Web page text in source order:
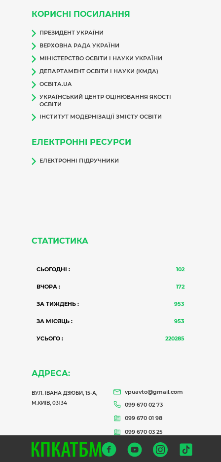
КОРИСНІ ПОСИЛАННЯ
ПРЕЗИДЕНТ УКРАЇНИ
ВЕРХОВНА РАДА УКРАЇНИ
МІНІСТЕРСТВО ОСВІТИ І НАУКИ УКРАЇНИ
ДЕПАРТАМЕНТ ОСВІТИ І НАУКИ (КМДА)
ОСВІТА.UA
УКРАЇНСЬКИЙ ЦЕНТР ОЦІНЮВАННЯ ЯКОСТІ
ОСВІТИ
ІНСТИТУТ МОДЕРНІЗАЦІЇ ЗМІСТУ ОСВІТИ
ЕЛЕКТРОННІ РЕСУРСИ
ЕЛЕКТРОННІ ПІДРУЧНИКИ
СТАТИСТИКА
СЬОГОДНІ : 102
ВЧОРА : 172
ЗА ТИЖДЕНЬ : 953
ЗА МІСЯЦЬ : 953
УСЬОГО : 220285
АДРЕСА:
ВУЛ. ІВАНА ДЗЮБИ, 15-А,
М.КИЇВ, 03134
vpuavto@gmail.com
099 670 02 73
099 670 01 98
099 670 03 25